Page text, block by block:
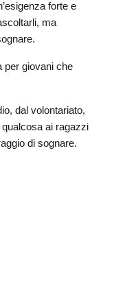
forte e
ma
per giovani che
dal volontariato,
qualcosa ai ragazzi
di sognare.